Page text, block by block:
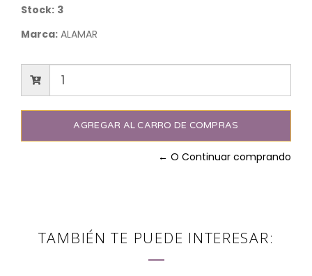
Stock: 3
Marca: ALAMAR
← O Continuar comprando
TAMBIÉN TE PUEDE INTERESAR: